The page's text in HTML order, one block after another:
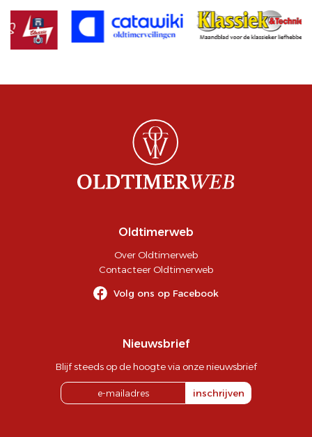
Oldtimerweb
Over Oldtimerweb
Contacteer Oldtimerweb
Volg ons op Facebook
Nieuwsbrief
Blijf steeds op de hoogte via onze nieuwsbrief
inschrijven